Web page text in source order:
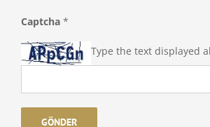
Captcha *
Type the text displayed